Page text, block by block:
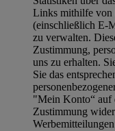
Links mithilfe von
(einschließlich E-
zu verwalten.
Zustimmung,
uns zu erhalten.
Sie das
"Mein Konto“ auf
Zustimmung